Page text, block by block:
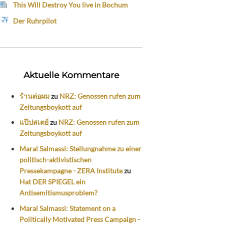
This Will Destroy You live in Bochum
Der Ruhrpilot
Aktuelle Kommentare
ร้านต่อผมzu NRZ: Genossen rufen zum
Zeitungsboykott auf
แป๊ปสเตย์zu NRZ: Genossen rufen zum
Zeitungsboykott auf
Maral Salmassi: Stellungnahme zu einer
politisch-aktivistischen
Pressekampagne - ZERA Institutezu
Hat DER SPIEGEL ein
Antisemitismusproblem?
Maral Salmassi: Statement on a
Politically Motivated Press Campaign -